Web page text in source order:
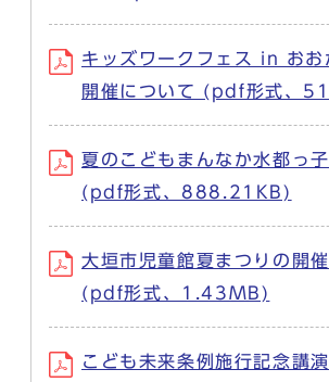
キッズワークフェス in お
開催について (pdf形式、
夏のこどもまんなか水都っ
(pdf形式、888.21KB)
大垣市児童館夏まつりの開
(pdf形式、1.43MB)
こども未来条例施行記念講